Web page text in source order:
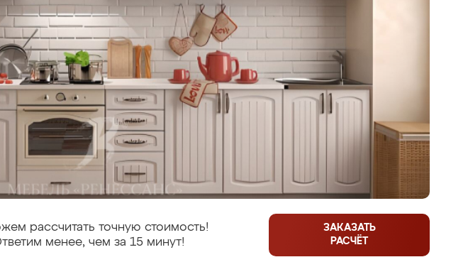
рассчитать точную стоимость!
менее, чем за 15 минут!
ЗАКАЗАТЬ
РАСЧЁТ